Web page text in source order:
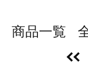
商品一覧